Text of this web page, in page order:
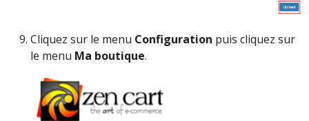
Cliquez sur le menu Configuration puis cliquez sur
le menu Ma boutique.